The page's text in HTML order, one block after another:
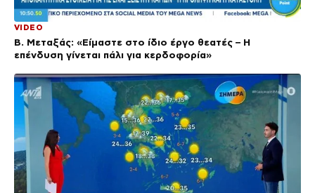
VIDEO
Β. Μεταξάς: «Είμαστε στο ίδιο έργο θεατές – Η
επένδυση γίνεται πάλι για κερδοφορία»